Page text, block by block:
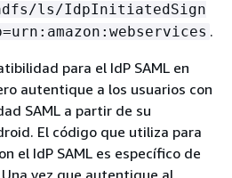
ls/IdpInitiatedSign
.
para el IdP SAML en
autentique a los usuarios con
SAML a partir de su
El código que utiliza para
el IdP SAML es específico de
vez que autentique al